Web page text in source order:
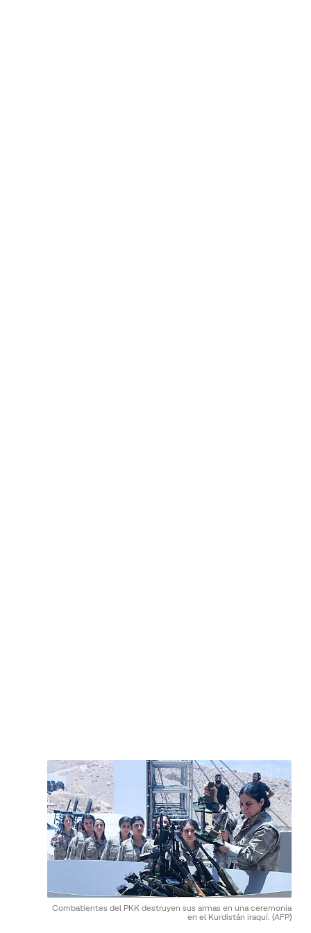
Combatientes del PKK destruyen sus armas en una ceremonia
en el Kurdistán iraquí. (AFP)